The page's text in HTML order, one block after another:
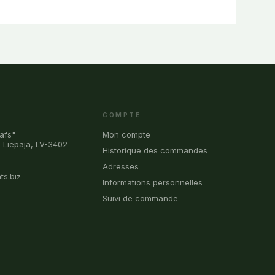
Liepāja, LV-3402
COMPTE
Mon compte
Historique des commandes
Adresses
Informations personnelles
Suivi de commande